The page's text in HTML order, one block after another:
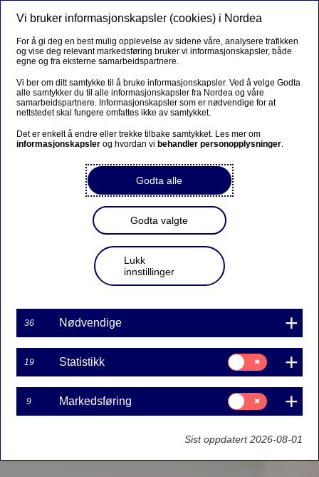
Vi bruker informasjonskapsler (cookies) i Nordea
For å gi deg en best mulig opplevelse av sidene våre, analysere trafikken
og vise deg relevant markedsføring bruker vi informasjonskapsler, både
egne og fra eksterne samarbeidspartnere.
Vi ber om ditt samtykke til å bruke informasjonskapsler. Ved å velge Godta
alle samtykker du til alle informasjonskapsler fra Nordea og våre
samarbeidspartnere. Informasjonskapsler som er nødvendige for at
nettstedet skal fungere omfattes ikke av samtykket.
Det er enkelt å endre eller trekke tilbake samtykket. Les mer om
informasjonskapsler og hvordan vi behandler personopplysninger.
Godta alle
Godta valgte
Lukk
innstillinger
36 Nødvendige
19 Statistikk
Samtykke
til:
Statistikk
9 Markedsføring
Samtykke
til:
Markedsføring
Sist oppdatert 2026-08-01